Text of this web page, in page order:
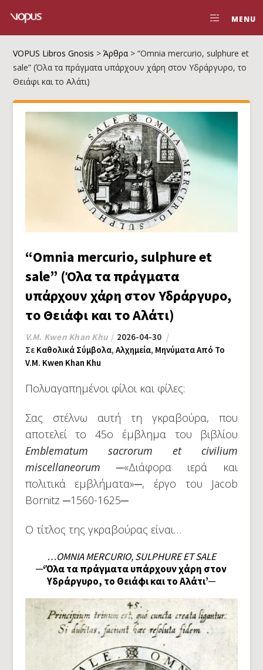
MENU
VOPUS Libros Gnosis >Άρθρα >“Omnia mercurio, sulphure et
sale” (Όλα τα πράγματα υπάρχουν χάρη στον Υδράργυρο, το
Θειάφι και το Αλάτι)
“Omnia mercurio, sulphure et
sale” (Όλα τα πράγματα
υπάρχουν χάρη στον Υδράργυρο,
το Θειάφι και το Αλάτι)
V.M. Kwen Khan Khu
2026-04-30
Σε Καθολικά Σύμβολα, Αλχημεία, Μηνύματα Από Το
V.M. Kwen Khan Khu
Πολυαγαπημένοι φίλοι και φίλες:
Σας στέλνω αυτή τη γκραβούρα, που
αποτελεί το 45ο έμβλημα του βιβλίου
Emblematum sacrorum et civilium
miscellaneorum ─«Διάφορα ιερά και
πολιτικά εμβλήματα»─, έργο του Jacob
Bornitz ─1560-1625─
Ο τίτλος της γκραβούρας είναι…
…OMNIA MERCURIO, SULPHURE ET SALE
─‘Όλα τα πράγματα υπάρχουν χάρη στον
Υδράργυρο, το Θειάφι και το Αλάτι’─